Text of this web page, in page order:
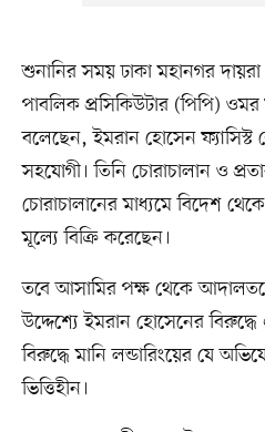
শুনানির সময় ঢাকা মহানগর
পাবলিক প্রসিকিউটার (পিপি)
বলেছেন, ইমরান হোসেন ফ্যাসিস্ট
সহযোগী। তিনি চোরাচালান ও
চোরাচালানের মাধ্যমে বিদেশ
মূল্যে বিক্রি করেছেন।
তবে আসামির পক্ষ থেকে
উদ্দেশ্যে ইমরান হোসেনের
বিরুদ্ধে মানি লন্ডারিংয়ের যে
ভিত্তিহীন।